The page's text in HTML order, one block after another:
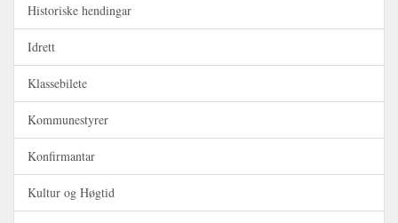
Historiske hendingar
Idrett
Klassebilete
Kommunestyrer
Konfirmantar
Kultur og Høgtid